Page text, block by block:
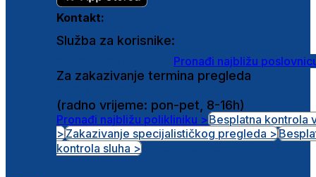
Kontakt:
Služba za korisnike:
Pronađi najbližu
Za zakazivanje termina pregleda
(radno vrijeme: pon-pet, 8-16h)
Pronađi najbližu polikliniku >Besplatna kontrola
>Zakazivanje specijalističkog pregleda >
kontrola sluha >